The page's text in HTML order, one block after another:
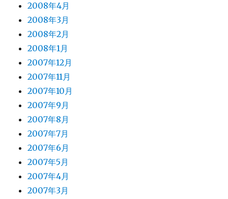
2008年4月
2008年3月
2008年2月
2008年1月
2007年12月
2007年11月
2007年10月
2007年9月
2007年8月
2007年7月
2007年6月
2007年5月
2007年4月
2007年3月